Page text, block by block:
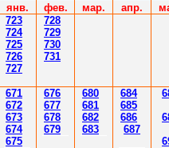
янв. фев. мар. апр.
723
724
725
726
727
728
729
730
731
671
672
673
674
675
676
677
678
679
680
681
682
683
684
685
686
687
6
6